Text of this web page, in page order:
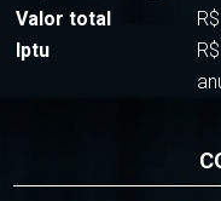
Valor total
Iptu